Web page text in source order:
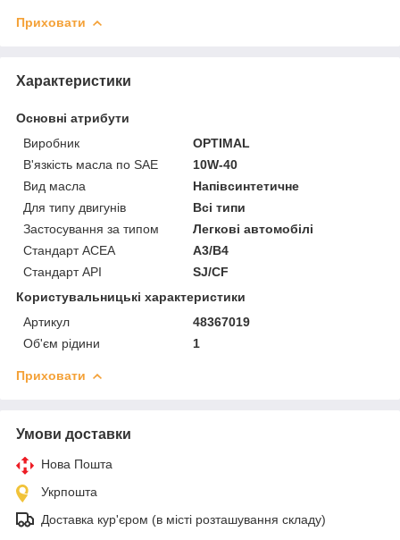
Приховати
Характеристики
Основні атрибути
Виробник
OPTIMAL
В'язкість масла по SAE
10W-40
Вид масла
Напівсинтетичне
Для типу двигунів
Всі типи
Застосування за типом
Легкові автомобілі
Стандарт ACEA
A3/B4
Стандарт API
SJ/CF
Користувальницькі характеристики
Артикул
48367019
Об'єм рідини
1
Приховати
Умови доставки
Нова Пошта
Укрпошта
Доставка кур'єром (в місті розташування складу)